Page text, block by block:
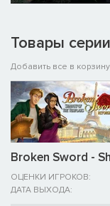
Товары серии
Добавить все в корзину
Broken Sword -
ОЦЕНКИ ИГРОКОВ:
ДАТА ВЫХОДА: